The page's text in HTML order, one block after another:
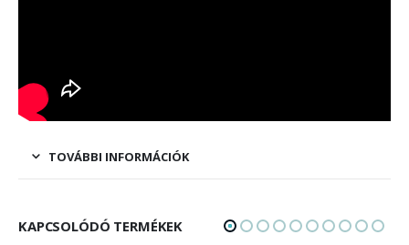
TOVÁBBI INFORMÁCIÓK
KAPCSOLÓDÓ TERMÉKEK